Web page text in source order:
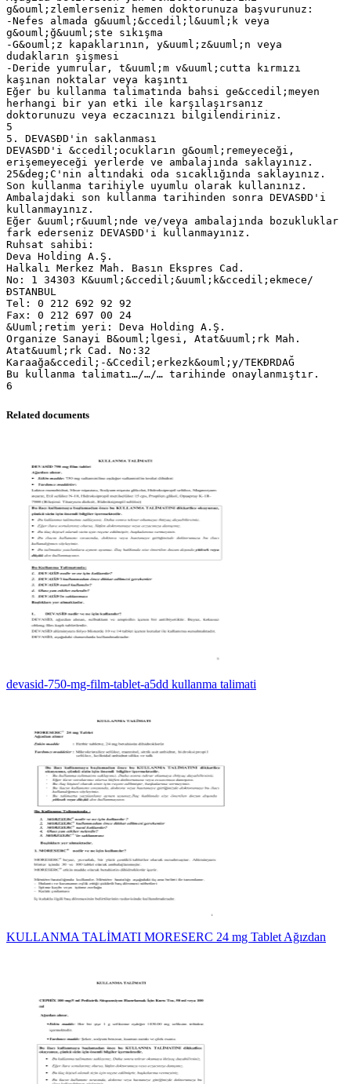
Related documents
devasid-750-mg-film-tablet-a5dd kullanma talimati
KULLANMA TALİMATI MORESERC 24 mg Tablet Ağızdan